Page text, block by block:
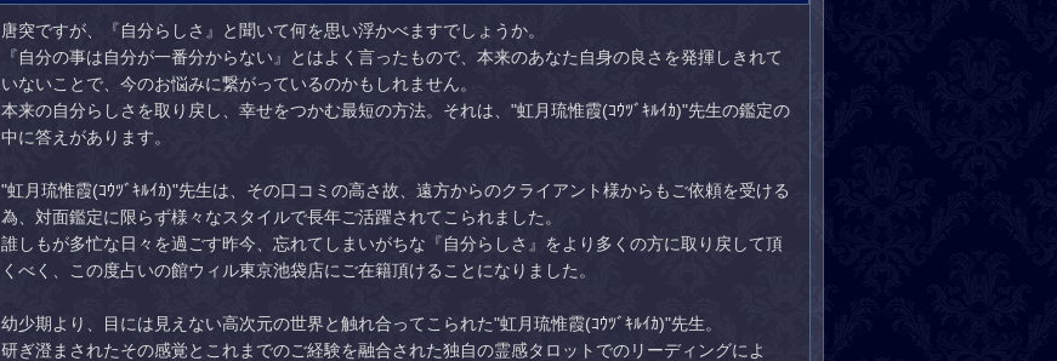
唐突ですが、『自分らしさ』と聞いて何を思い浮かべますでしょうか。
『自分の事は自分が一番分からない』とはよく言ったもので、本来のあなた自身の良さを発揮しきれて
いないことで、今のお悩みに繋がっているのかもしれません。
本来の自分らしさを取り戻し、幸せをつかむ最短の方法。それは、"虹月琉惟霞(ｺｳﾂﾞｷﾙｲｶ)"先生の鑑定の
中に答えがあります。
"虹月琉惟霞(ｺｳﾂﾞｷﾙｲｶ)"先生は、その口コミの高さ故、遠方からのクライアント様からもご依頼を受ける
為、対面鑑定に限らず様々なスタイルで長年ご活躍されてこられました。
誰しもが多忙な日々を過ごす昨今、忘れてしまいがちな『自分らしさ』をより多くの方に取り戻して頂
くべく、この度占いの館ウィル東京池袋店にご在籍頂けることになりました。
幼少期より、目には見えない高次元の世界と触れ合ってこられた"虹月琉惟霞(ｺｳﾂﾞｷﾙｲｶ)"先生。
研ぎ澄まされたその感覚とこれまでのご経験を融合された独自の霊感タロットでのリーディングによ